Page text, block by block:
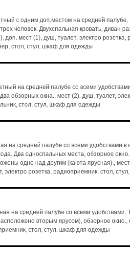
с одним доп.местом на средней палубе.
человек. Двухспальная кровать, диван
доп. мест (1), душ, туалет, электро розетка,
стол, стул, шкаф для одежды
на средней палубе со всеми
обзорных окна., мест (2), душ, туалет,
стол, стул, шкаф для одежды
на средней палубе со всеми удобствами в
Два односпальных места, обзорное
одно над другим (каюта ярусная).,
электро розетка, радиоприемник, стол,
на средней палубе со всеми удобствами.
вторым ярусом), обзорное окно.,
стол, стул, шкаф для одежды